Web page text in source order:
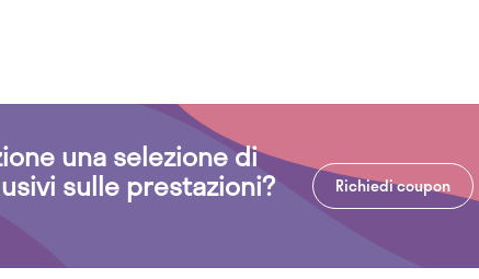
una selezione di
sulle prestazioni? Richiedi coupon